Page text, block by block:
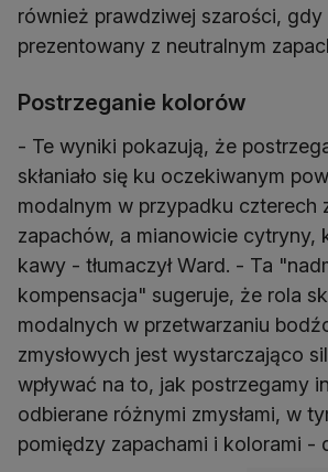
również prawdziwej szarości, gdy
prezentowany z neutralnym
Postrzeganie kolorów
- Te wyniki pokazują, że
skłaniało się ku oczekiwanym
modalnym w przypadku czterech
zapachów, a mianowicie cytryny,
kawy - tłumaczył Ward. - Ta
kompensacja" sugeruje, że rola
modalnych w przetwarzaniu
zmysłowych jest wystarczająco
wpływać na to, jak postrzegamy
odbierane różnymi zmysłami, w
pomiędzy zapachami i kolorami -